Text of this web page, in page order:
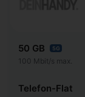
50 GB 5G
100 Mbit/s max.
Telefon-Flat